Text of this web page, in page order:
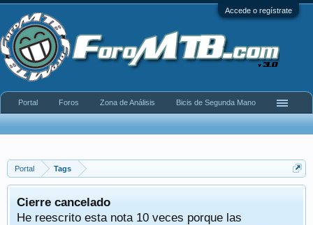
Accede o regístrate
Portal Tags
Cierre cancelado
He reescrito esta nota 10 veces porque las
Portal Foros Zona de Análisis Bicis de Segunda Mano